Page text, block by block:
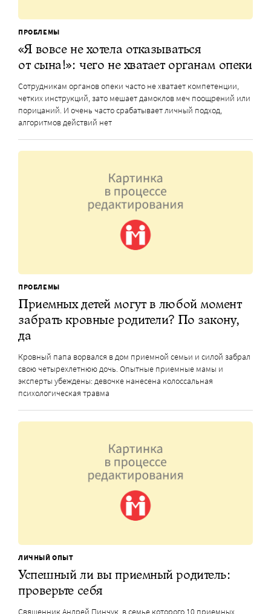
ПРОБЛЕМЫ
«Я вовсе не хотела отказываться
от сына!»: чего не хватает органам опеки
Сотрудникам органов опеки часто не хватает компетенции,
четких инструкций, зато мешает дамоклов меч поощрений или
порицаний. И очень часто срабатывает личный подход,
алгоритмов действий нет
ПРОБЛЕМЫ
Приемных детей могут в любой момент
забрать кровные родители? По закону,
да
Кровный папа ворвался в дом приемной семьи и силой забрал
свою четырехлетнюю дочь. Опытные приемные мамы и
эксперты убеждены: девочке нанесена колоссальная
психологическая травма
ЛИЧНЫЙ ОПЫТ
Успешный ли вы приемный родитель:
проверьте себя
Священник Андрей Пинчук, в семье которого 10 приемных